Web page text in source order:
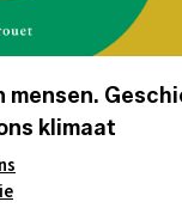
mensen.
klimaat